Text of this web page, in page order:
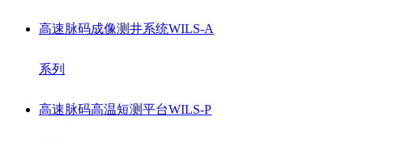
高速脉码成像测井系统WILS-A
系列
高速脉码高温短测平台WILS-P